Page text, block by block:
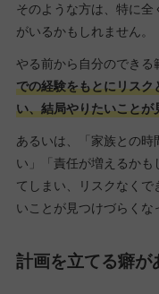
そのような方は、特に
がいるかもしれません。
やる前から自分のできる
での経験をもとにリス
い、結局やりたいことが
あるいは、「家族との
い」「責任が増えるかも
てしまい、リスクなくで
いことが見つけづらくな
計画を立てる癖が